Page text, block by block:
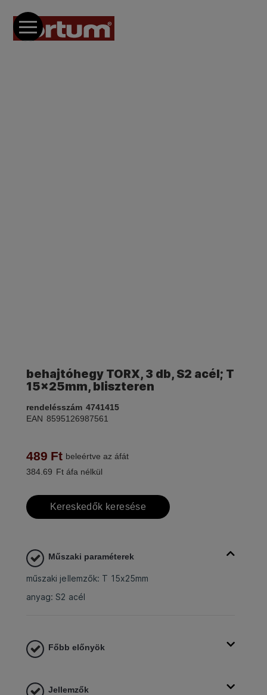
behajtóhegy TORX, 3 db, S2 acél; T
15×25mm, bliszteren
rendelésszám 4741415
EAN 8595126987561
489 Ft beleértve az áfát
384.69 Ft áfa nélkül
Kereskedők keresése
Műszaki paraméterek
műszaki jellemzők: T 15x25mm
anyag: S2 acél
Főbb előnyök
Jellemzők